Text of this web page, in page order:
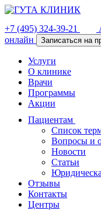
+7 (495) 324-39-21
онлайн
Записаться на
Услуги
О клинике
Врачи
Программы
Акции
Пациентам
Список
Вопросы и
Новости
Статьи
Отзывы
Контакты
Центры